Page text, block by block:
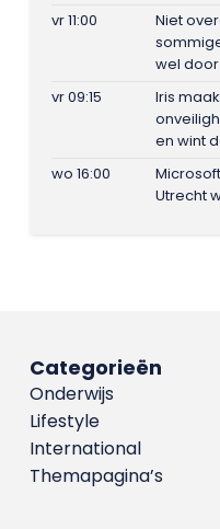
vr 11:00
Niet
wel door
vr 09:15
Iris
en wint
wo 16:00
Utrecht
Categorieën
Onderwijs
Lifestyle
International
Themapagina’s